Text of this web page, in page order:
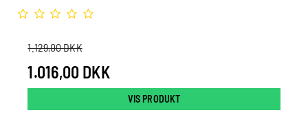
1.129,00 DKK
1.016,00 DKK
VIS PRODUKT